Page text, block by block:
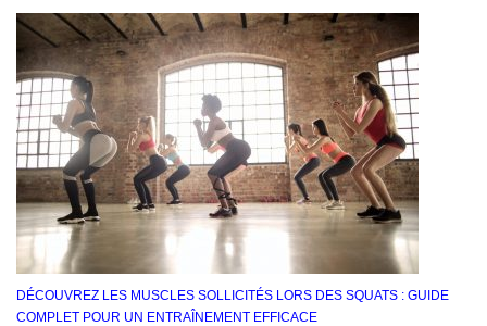
DÉCOUVREZ LES MUSCLES SOLLICITÉS LORS DES SQUATS : GUIDE
COMPLET POUR UN ENTRAÎNEMENT EFFICACE